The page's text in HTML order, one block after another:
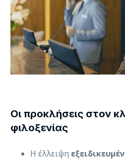
Οι προκλήσεις στον
φιλοξενίας
Η έλλειψη